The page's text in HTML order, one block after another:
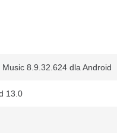
Music 8.9.32.624 dla Android
13.0